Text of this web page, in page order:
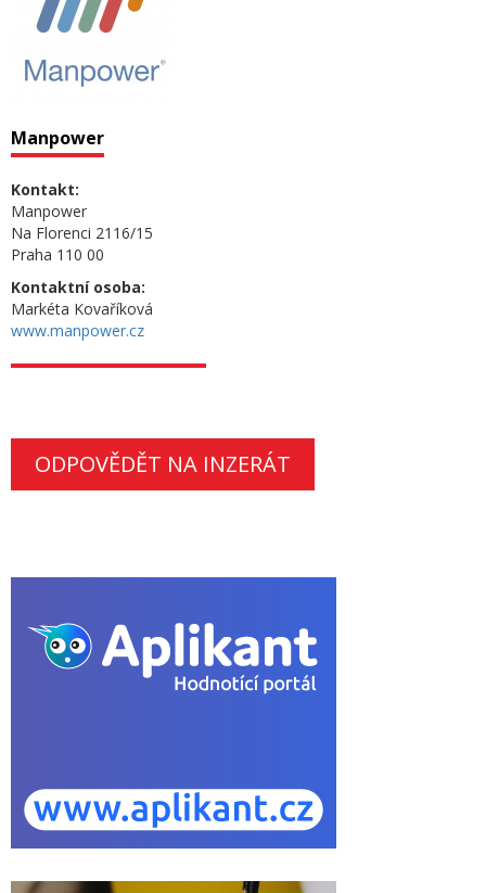
Manpower
Kontakt:
Manpower
Na Florenci 2116/15
Praha 110 00
Kontaktní osoba:
Markéta Kovaříková
www.manpower.cz
ODPOVĚDĚT NA INZERÁT